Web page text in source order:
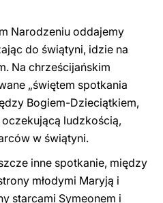
Narodzeniu oddajemy
do świątyni, idzie na
Na chrześcijańskim
„świętem spotkania
Bogiem-Dzieciątkiem,
ludzkością,
w świątyni.
inne spotkanie, między
młodymi Maryją i
starcami Symeonem i